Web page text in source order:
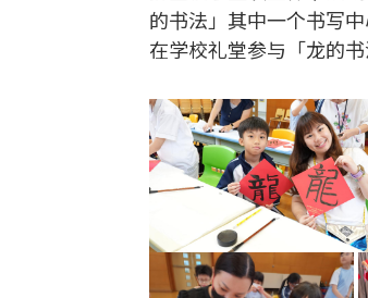
的书法」其中一个书写
在学校礼堂参与「龙的